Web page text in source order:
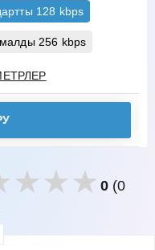
128 kbps
256 kbps
0(0